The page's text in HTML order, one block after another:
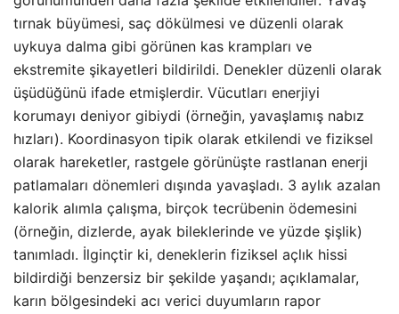
tırnak büyümesi, saç dökülmesi ve düzenli olarak
uykuya dalma gibi görünen kas krampları ve
ekstremite şikayetleri bildirildi. Denekler düzenli olarak
üşüdüğünü ifade etmişlerdir. Vücutları enerjiyi
korumayı deniyor gibiydi (örneğin, yavaşlamış nabız
hızları). Koordinasyon tipik olarak etkilendi ve fiziksel
olarak hareketler, rastgele görünüşte rastlanan enerji
patlamaları dönemleri dışında yavaşladı. 3 aylık azalan
kalorik alımla çalışma, birçok tecrübenin ödemesini
(örneğin, dizlerde, ayak bileklerinde ve yüzde şişlik)
tanımladı. İlginçtir ki, deneklerin fiziksel açlık hissi
bildirdiği benzersiz bir şekilde yaşandı; açıklamalar,
karın bölgesindeki acı verici duyumların rapor